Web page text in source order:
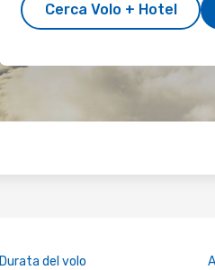
Cerca Volo + Hotel
Durata del volo